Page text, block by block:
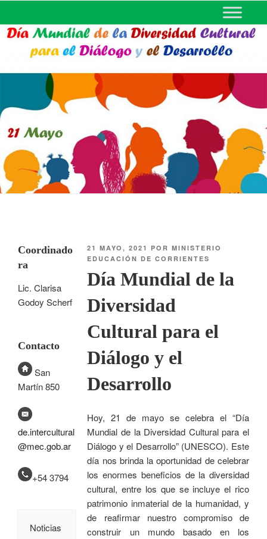
MINISTERIO DE EDUCACIÓN
DE CORRIENTES
21 MAYO, 2021 PORMINISTERIO
EDUCACIÓN DE CORRIENTES
Día Mundial de la
Diversidad
Cultural para el
Diálogo y el
Desarrollo
Hoy, 21 de mayo se celebra el “Día
Mundial de la Diversidad Cultural para el
Diálogo y el Desarrollo” (UNESCO). Este
día nos brinda la oportunidad de celebrar
los enormes beneficios de la diversidad
cultural, entre los que se incluye el rico
patrimonio inmaterial de la humanidad, y
de reafirmar nuestro compromiso de
construir un mundo basado en los
Coordinado
ra
Lic. Clarisa
Godoy Scherf
Contacto
San
Martín 850
de.intercultural
@mec.gob.ar
+54 3794
Noticias